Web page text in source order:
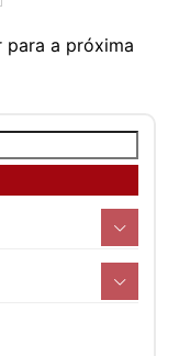
para a próxima